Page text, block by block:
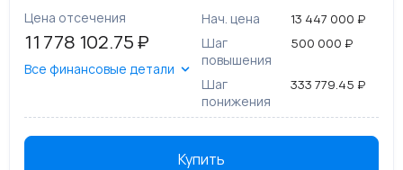
Цена отсечения
11 778 102.75 ₽
Все финансовые детали
Нач. цена 13 447 000 ₽
Шаг
повышения
500 000 ₽
Шаг
понижения
333 779.45 ₽
Купить